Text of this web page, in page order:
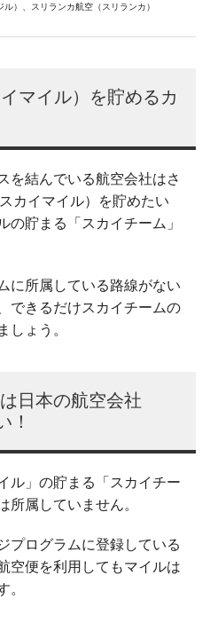
）、スリランカ航空（スリランカ）
マイル）を貯めるカ
を結んでいる航空会社はさ
カイマイル）を貯めたい
の貯まる「スカイチーム」
に所属している路線がない
できるだけスカイチームの
しょう。
日本の航空会社
！
ル」の貯まる「スカイチー
所属していません。
プログラムに登録している
空便を利用してもマイルは
。